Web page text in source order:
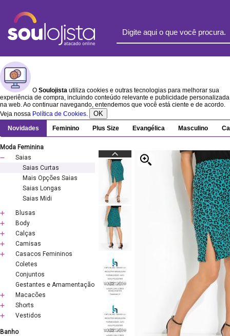
O Soulojista utiliza cookies e outras tecnologias para melhorar sua
experiência de compra, incluindo conteúdo relevante e publicidade personalizada
na web. Ao continuar navegando, entendemos que você está ciente e de acordo.
Veja nossa Política de Cookies. OK
Novidades Feminino Plus Size Evangélica Masculino
Moda Feminina
Saias
Saias Curtas
Mais Opções Saias
Saias Longas
Saias Midi
Blusas
Body
Calças
Camisas
Casacos Femininos
Coletes
Conjuntos
Gestantes e Amamentação
Macacões
Shorts
Vestidos
Banho